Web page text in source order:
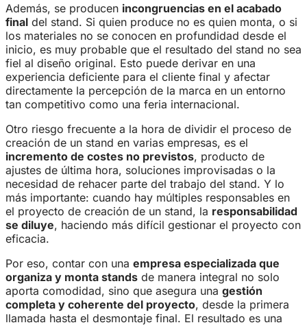
Además, se producen incongruencias en el acabado
final del stand. Si quien produce no es quien monta, o si
los materiales no se conocen en profundidad desde el
inicio, es muy probable que el resultado del stand no sea
fiel al diseño original. Esto puede derivar en una
experiencia deficiente para el cliente final y afectar
directamente la percepción de la marca en un entorno
tan competitivo como una feria internacional.
Otro riesgo frecuente a la hora de dividir el proceso de
creación de un stand en varias empresas, es el
incremento de costes no previstos, producto de
ajustes de última hora, soluciones improvisadas o la
necesidad de rehacer parte del trabajo del stand. Y lo
más importante: cuando hay múltiples responsables en
el proyecto de creación de un stand, la responsabilidad
se diluye, haciendo más difícil gestionar el proyecto con
eficacia.
Por eso, contar con una empresa especializada que
organiza y monta stands de manera integral no solo
aporta comodidad, sino que asegura una gestión
completa y coherente del proyecto, desde la primera
llamada hasta el desmontaje final. El resultado es una